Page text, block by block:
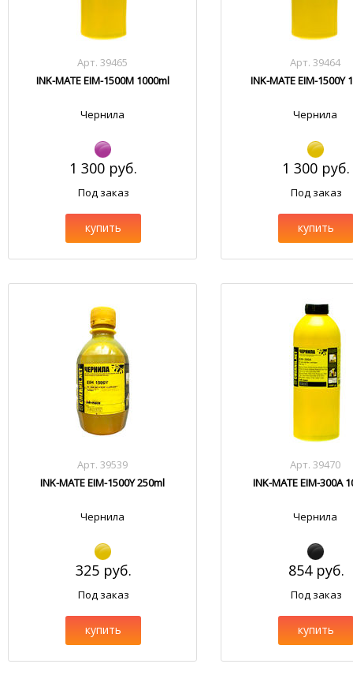
Арт. 39465
INK-MATE EIM-1500M 1000ml
Чернила
1 300 руб.
Под заказ
купить
Арт. 39464
INK-MATE EIM-1500Y
Чернила
1 300 руб.
Под заказ
купить
Арт. 39539
INK-MATE EIM-1500Y 250ml
Чернила
325 руб.
Под заказ
купить
Арт. 39470
INK-MATE EIM-300A
Чернила
854 руб.
Под заказ
купить